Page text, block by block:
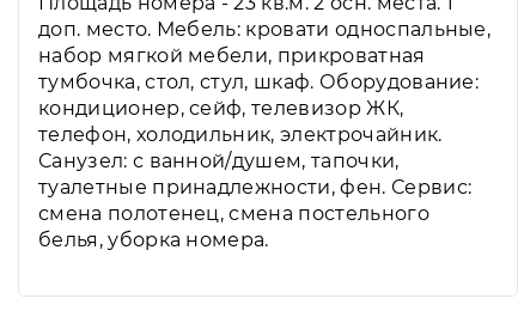
доп. место. Мебель: кровати односпальные,
набор мягкой мебели, прикроватная
тумбочка, стол, стул, шкаф. Оборудование:
кондиционер, сейф, телевизор ЖК,
телефон, холодильник, электрочайник.
Санузел: с ванной/душем, тапочки,
туалетные принадлежности, фен. Сервис:
смена полотенец, смена постельного
белья, уборка номера.